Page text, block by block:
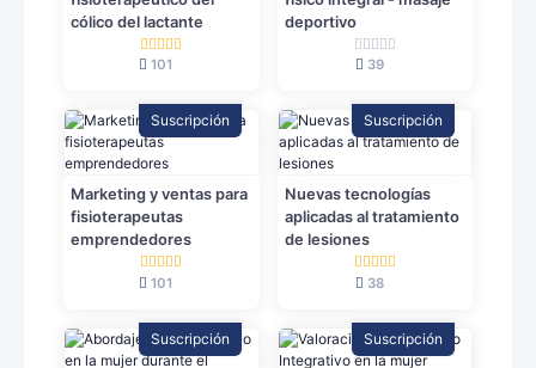
cólico del lactante
101
deportivo
39
Suscripción
Marketing y ventas para
fisioterapeutas
emprendedores
101
Suscripción
Nuevas tecnologías
aplicadas al tratamiento
de lesiones
38
Suscripción Suscripción